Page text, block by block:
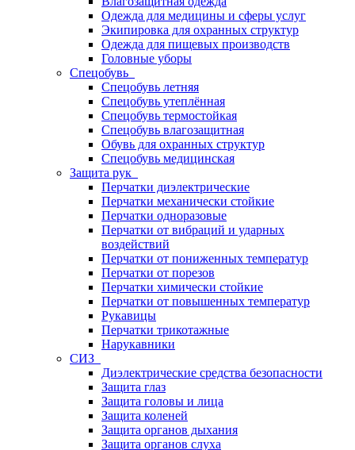
Одежда для медицины и сферы услуг
Экипировка для охранных структур
Одежда для пищевых производств
Головные уборы
Спецобувь
Спецобувь летняя
Спецобувь утеплённая
Спецобувь термостойкая
Спецобувь влагозащитная
Обувь для охранных структур
Спецобувь медицинская
Защита рук
Перчатки диэлектрические
Перчатки механически стойкие
Перчатки одноразовые
Перчатки от вибраций и ударных
воздействий
Перчатки от пониженных температур
Перчатки от порезов
Перчатки химически стойкие
Перчатки от повышенных температур
Рукавицы
Перчатки трикотажные
Нарукавники
СИЗ
Диэлектрические средства безопасности
Защита глаз
Защита головы и лица
Защита коленей
Защита органов дыхания
Защита органов слуха